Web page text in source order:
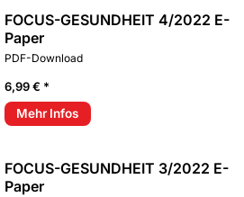
FOCUS-GESUNDHEIT 4/2022 E-
Paper
PDF-Download
6,99 € *
Mehr Infos
FOCUS-GESUNDHEIT 3/2022 E-
Paper